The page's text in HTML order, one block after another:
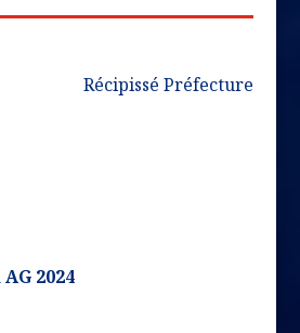
Récipissé Préfecture
2024